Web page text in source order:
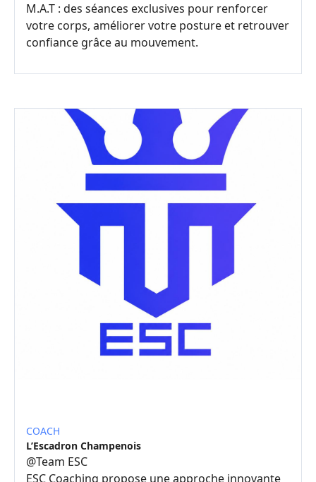
M.A.T : des séances exclusives pour renforcer
votre corps, améliorer votre posture et retrouver
confiance grâce au mouvement.
COACH
L’Escadron Champenois
@Team ESC
ESC Coaching propose une approche innovante